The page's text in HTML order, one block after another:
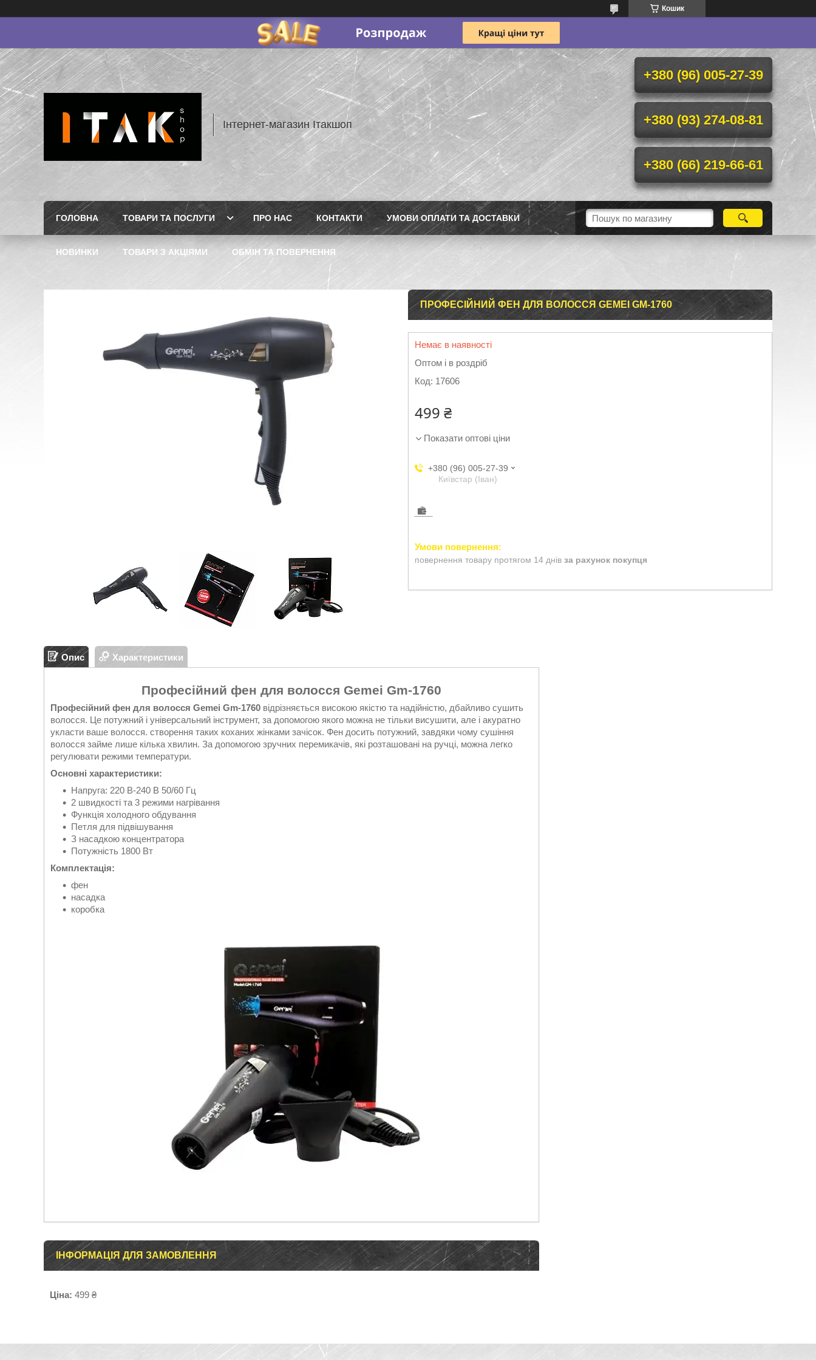
Кошик
Інтернет-магазин Ітакшоп
+380 (96) 005-27-39
+380 (93) 274-08-81
+380 (66) 219-66-61
ГОЛОВНА ТОВАРИ ТА ПОСЛУГИ ПРО НАС КОНТАКТИ УМОВИ ОПЛАТИ ТА ДОСТАВКИ
НОВИНКИ ТОВАРИ З АКЦІЯМИ ОБМІН ТА ПОВЕРНЕННЯ
ПРОФЕСІЙНИЙ ФЕН ДЛЯ ВОЛОССЯ GEMEI GM-1760
Немає в наявності
Оптом і в роздріб
Код: 17606
499 ₴
Показати оптові ціни
+380 (96) 005-27-39
Київстар (Іван)
повернення товару протягом 14 днів за рахунок покупця
Опис Характеристики
Професійний фен для волосся Gemei Gm-1760
Професійний фен для волосся Gemei Gm-1760 відрізняється високою якістю та надійністю, дбайливо сушить
волосся. Це потужний і універсальний інструмент, за допомогою якого можна не тільки висушити, але і акуратно
укласти ваше волосся. створення таких коханих жінками зачісок. Фен досить потужний, завдяки чому сушіння
волосся займе лише кілька хвилин. За допомогою зручних перемикачів, які розташовані на ручці, можна легко
регулювати режими температури.
Основні характеристики:
Напруга: 220 В-240 В 50/60 Гц
2 швидкості та 3 режими нагрівання
Функція холодного обдування
Петля для підвішування
З насадкою концентратора
Потужність 1800 Вт
Комплектація:
фен
насадка
коробка
ІНФОРМАЦІЯ ДЛЯ ЗАМОВЛЕННЯ
Ціна: 499 ₴